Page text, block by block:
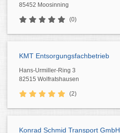
85452 Moosinning
(0)
KMT Entsorgungsfachbetrieb
Hans-Urmiller-Ring 3
82515 Wolfratshausen
(2)
Konrad Schmid Transport GmbH